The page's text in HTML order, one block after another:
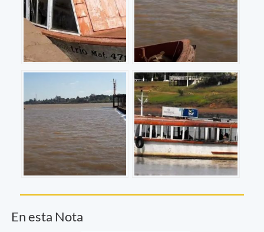
En esta Nota